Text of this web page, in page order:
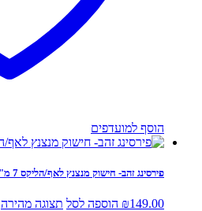
הוסף למועדפים
פירסינג זהב- חישוק מנצנץ לאף/הליקס 7 מ"מ
₪149.00 הוספה לסל תצוגה מהירה